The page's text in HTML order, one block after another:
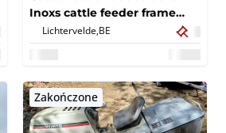
Inoxs cattle feeder frame
(40x)
Lichtervelde, BE
Zakończone